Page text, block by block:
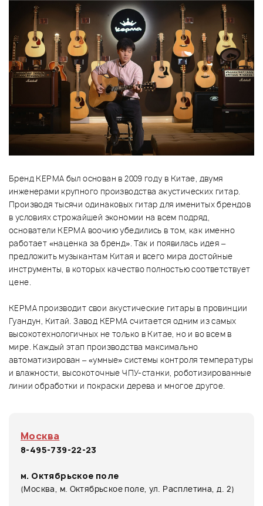
Бренд KEPMA был основан в 2009 году в Китае, двумя
инженерами крупного производства акустических гитар.
Производя тысячи одинаковых гитар для именитых брендов
в условиях строжайшей экономии на всем подряд,
основатели KEPMA воочию убедились в том, как именно
работает «наценка за бренд». Так и появилась идея –
предложить музыкантам Китая и всего мира достойные
инструменты, в которых качество полностью соответствует
цене.
KEPMA производит свои акустические гитары в провинции
Гуандун, Китай. Завод KEPMA считается одним из самых
высокотехнологичных не только в Китае, но и во всем в
мире. Каждый этап производства максимально
автоматизирован – «умные» системы контроля температуры
и влажности, высокоточные ЧПУ-станки, роботизированные
линии обработки и покраски дерева и многое другое.
Москва
8-495-739-22-23
м. Октябрьское поле
(Москва, м. Октябрьское поле, ул. Расплетина, д. 2)